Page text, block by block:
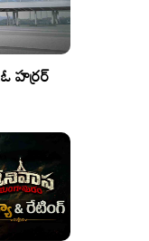
హర్రర్